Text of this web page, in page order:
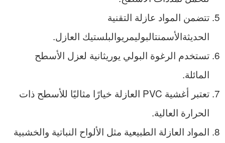
تتضمن المواد عازلة التقنية
الحديثةالأسمنتالبوليمريوالبلستيك العازل.
تستخدم الرغوة البولي يوريثانية لعزل الأسطح
المائلة.
تعتبر أغشية PVC العازلة خيارًا مثاليًا للأسطح ذات
الحرارة العالية.
المواد العازلة الطبيعية مثل الألواح النباتية والخشبية